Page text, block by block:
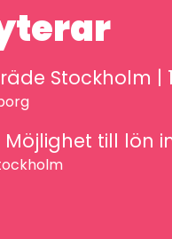
Stockholm |
Möjlighet till lön